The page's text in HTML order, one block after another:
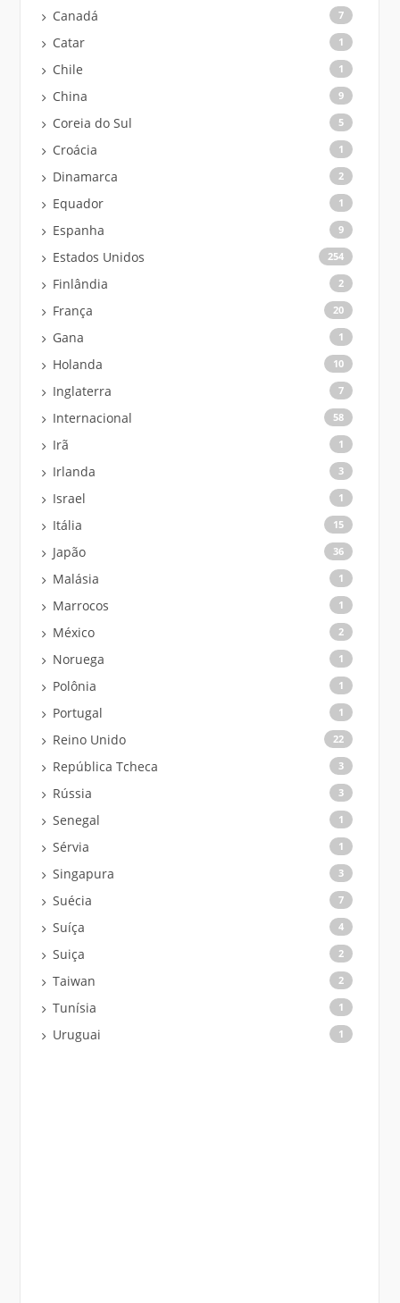
Canadá 7
Catar 1
Chile 1
China 9
Coreia do Sul 5
Croácia 1
Dinamarca 2
Equador 1
Espanha 9
Estados Unidos 254
Finlândia 2
França 20
Gana 1
Holanda 10
Inglaterra 7
Internacional 58
Irã 1
Irlanda 3
Israel 1
Itália 15
Japão 36
Malásia 1
Marrocos 1
México 2
Noruega 1
Polônia 1
Portugal 1
Reino Unido 22
República Tcheca 3
Rússia 3
Senegal 1
Sérvia 1
Singapura 3
Suécia 7
Suíça 4
Suiça 2
Taiwan 2
Tunísia 1
Uruguai 1